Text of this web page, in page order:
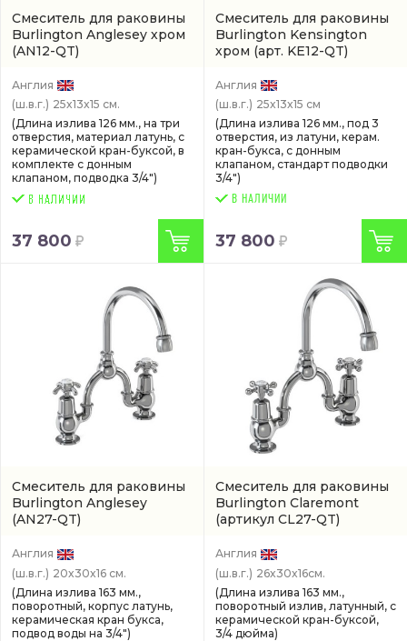
Смеситель для раковины
Burlington Anglesey хром
(AN12-QT)
Англия
(ш.в.г.) 25x13x15 см.
(Длина излива 126 мм., на три
отверстия, материал латунь, с
керамической кран-буксой, в
комплекте с донным
клапаном, подводка 3/4")
37 800
Смеситель для раковины
Burlington Kensington
хром (арт. KE12-QT)
Англия
(ш.в.г.) 25x13x15 см
(Длина излива 126 мм., под 3
отверстия, из латуни, керам.
кран-букса, с донным
клапаном, стандарт подводки
3/4")
В НАЛИЧИИ
37 800
Смеситель для раковины
Burlington Anglesey
(AN27-QT)
Англия
(ш.в.г.) 20x30x16 см.
(Длина излива 163 мм.,
поворотный, корпус латунь,
керамическая кран букса,
подвод воды на 3/4")
Смеситель для раковины
Burlington Claremont
(артикул CL27-QT)
Англия
(ш.в.г.) 26x30x16см.
(Длина излива 163 мм.,
поворотный излив, латунный, с
керамической кран-буксой,
3/4 дюйма)